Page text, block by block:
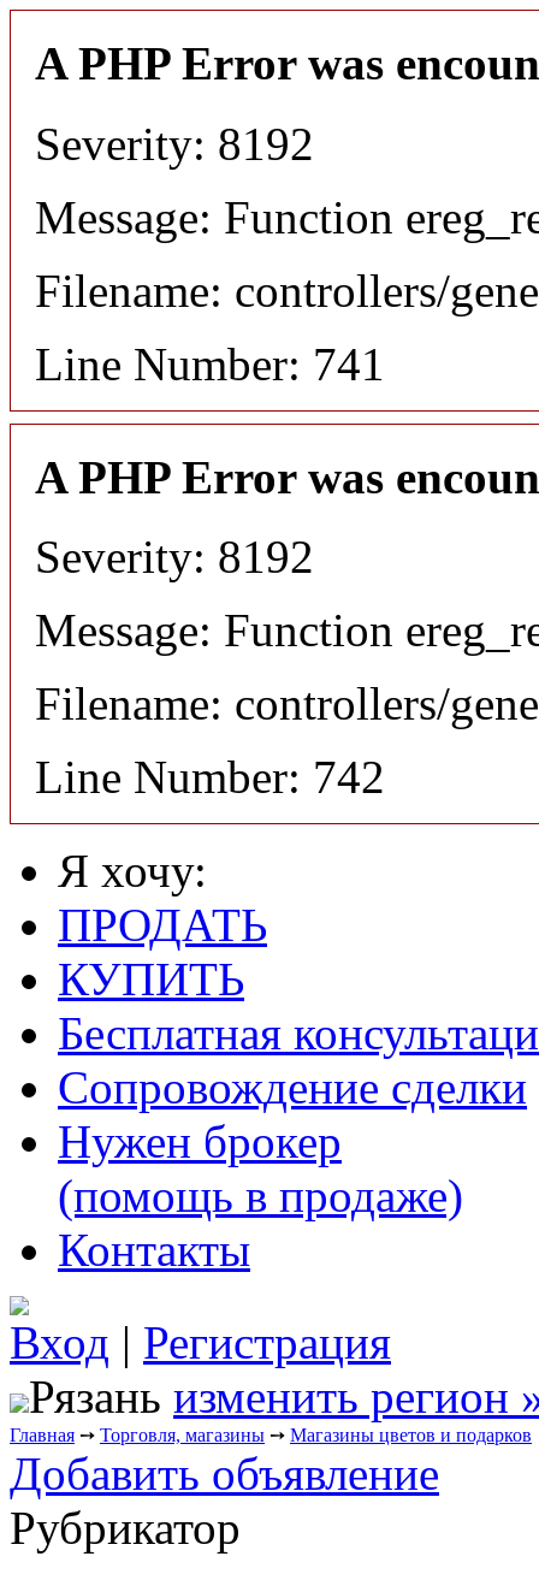
A PHP Error was
Severity: 8192
Message: Function
Filename: controllers/
Line Number: 741
A PHP Error was
Severity: 8192
Message: Function
Filename: controllers/
Line Number: 742
Я хочу:
ПРОДАТЬ
КУПИТЬ
Бесплатная
Сопровождение сделки
Нужен брокер
(помощь в продаже)
Контакты
Вход | Регистрация
Рязань изменить регион
Главная ➙ Торговля, магазины ➙ Магазины цветов и подарков
Добавить объявление
Рубрикатор